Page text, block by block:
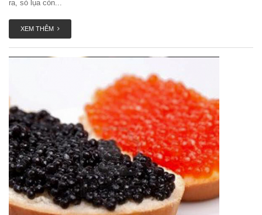
ra, sò lụa còn...
XEM THÊM